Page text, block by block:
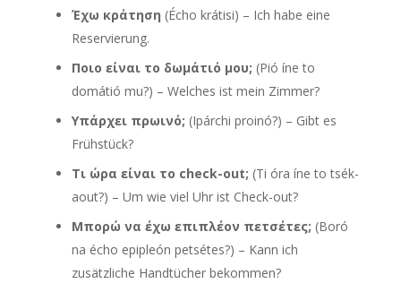
Έχω κράτηση (Écho krátisi) – Ich habe eine
Reservierung.
Ποιο είναι το δωμάτιό μου; (Pió íne to
domátió mu?) – Welches ist mein Zimmer?
Υπάρχει πρωινό; (Ipárchi proinó?) – Gibt es
Frühstück?
Τι ώρα είναι το check-out; (Ti óra íne to tsék-
aout?) – Um wie viel Uhr ist Check-out?
Μπορώ να έχω επιπλέον πετσέτες; (Boró
na écho epipleón petsétes?) – Kann ich
zusätzliche Handtücher bekommen?